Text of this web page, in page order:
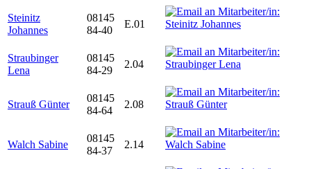
Steinitz
Johannes
08145
84-40
E.01
Straubinger
Lena
08145
84-29
2.04
Strauß Günter
08145
84-64
2.08
Walch Sabine
08145
84-37
2.14